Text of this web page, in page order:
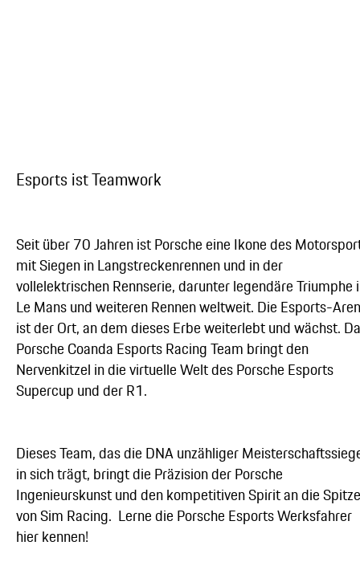
Esports ist Teamwork
Seit über 70 Jahren ist Porsche eine Ikone des
mit Siegen in Langstreckenrennen und in der
vollelektrischen Rennserie, darunter legendäre Triumphe
Le Mans und weiteren Rennen weltweit. Die Esports-
ist der Ort, an dem dieses Erbe weiterlebt und wächst.
Porsche Coanda Esports Racing Team bringt den
Nervenkitzel in die virtuelle Welt des Porsche Esports
Supercup und der R1.
Dieses Team, das die DNA unzähliger
in sich trägt, bringt die Präzision der Porsche
Ingenieurskunst und den kompetitiven Spirit an die Spitze
von Sim Racing. Lerne die Porsche Esports Werksfahrer
hier kennen!